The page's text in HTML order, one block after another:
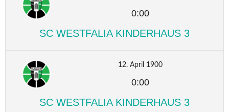
0:00
SC WESTFALIA KINDERHAUS 3
12. April 1900
0:00
SC WESTFALIA KINDERHAUS 3